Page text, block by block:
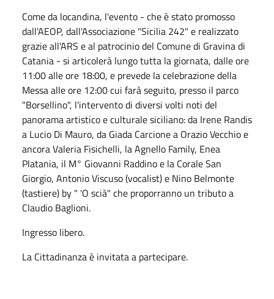
Come da locandina, l'evento - che è stato promosso
dall'AEOP, dall'Associazione "Sicilia 242" e realizzato
grazie all'ARS e al patrocinio del Comune di Gravina di
Catania - si articolerà lungo tutta la giornata, dalle ore
11:00 alle ore 18:00, e prevede la celebrazione della
Messa alle ore 12:00 cui farà seguito, presso il parco
"Borsellino", l'intervento di diversi volti noti del
panorama artistico e culturale siciliano: da Irene Randis
a Lucio Di Mauro, da Giada Carcione a Orazio Vecchio e
ancora Valeria Fisichelli, la Agnello Family, Enea
Platania, il M° Giovanni Raddino e la Corale San
Giorgio, Antonio Viscuso (vocalist) e Nino Belmonte
(tastiere) by " 'O scià" che proporranno un tributo a
Claudio Baglioni.
Ingresso libero.
La Cittadinanza è invitata a partecipare.